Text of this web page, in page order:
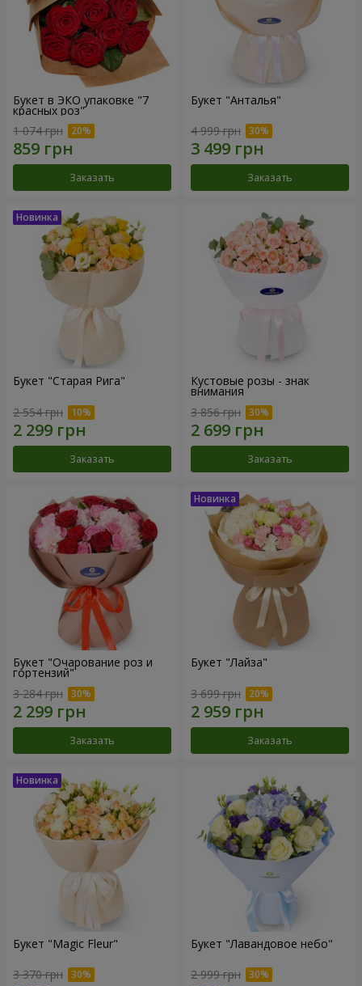
Букет в ЭКО упаковке "7
красных роз"
1 074 грн
Заказать
Букет "Анталья"
4 999 грн
Заказать
Букет "Старая Рига"
2 554 грн
Заказать
Кустовые розы - знак
внимания
3 856 грн
Заказать
Букет "Очарование роз и
гортензий"
3 284 грн
Заказать
Букет "Лайза"
3 699 грн
Заказать
Букет "Magic Fleur"
3 370 грн
Букет "Лавандовое небо"
2 999 грн